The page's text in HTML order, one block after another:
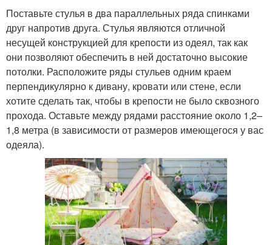
Поставьте стулья в два параллельных ряда спинками
друг напротив друга. Стулья являются отличной
несущей конструкцией для крепости из одеял, так как
они позволяют обеспечить в ней достаточно высокие
потолки. Расположите ряды стульев одним краем
перпендикулярно к дивану, кровати или стене, если
хотите сделать так, чтобы в крепости не было сквозного
прохода. Оставьте между рядами расстояние около 1,2–
1,8 метра (в зависимости от размеров имеющегося у вас
одеяла).